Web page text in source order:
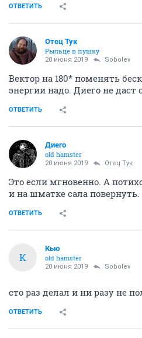
ОТВЕТИТЬ
Отец Тук
Рыльце в пушку
20 июня 2019 Sobolev
Вектор на 180* поменять
энергии надо. Диего не даст
ОТВЕТИТЬ
Диего
old hamster
20 июня 2019 Отец Тук
Это если мгновенно. А
и на шматке сала повернуть.
ОТВЕТИТЬ
К
Кью
old hamster
20 июня 2019 Sobolev
сто раз делал и ни разу не
ОТВЕТИТЬ